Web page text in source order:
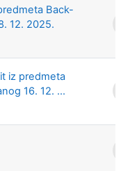
Back-
12. 2025.
iz predmeta
16. 12. ...